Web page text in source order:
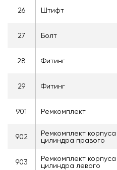
26 Штифт
27 Болт
28 Фитинг
29 Фитинг
901 Ремкомплект
902
Ремкомплект корпуса
цилиндра правого
903
Ремкомплект корпуса
цилиндра левого